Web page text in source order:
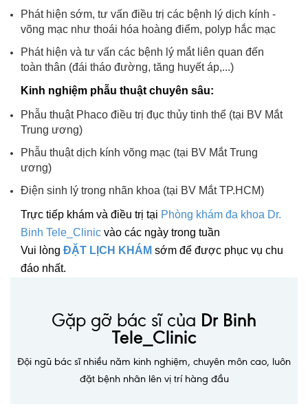
Tai Mũi Họng
Vật lý trị liệu hồi phục chức năng
Xét nghiệm
Xét nghiệm sàng lọc NIPT
Chẩn đoán hình ảnh
Nội soi tiêu hóa
Các gói khám sức khỏe
Gói khám tầm soát ung thư sớm
Bác sĩ online - Tư vấn từ xa
Bác sĩ gia đình chăm sóc y tế 24/7
Nhà thuốc GPP
Phát hiện sớm, tư vấn điều trị các bệnh lý dịch kính -
võng mạc như thoái hóa hoàng điểm, polyp hắc mạc
Phát hiện và tư vấn các bệnh lý mắt liên quan đến
toàn thân (đái tháo đường, tăng huyết áp,...)
Kinh nghiệm phẫu thuật chuyên sâu:
Phẫu thuật Phaco điều trị đục thủy tinh thể (tại BV Mắt
Trung ương)
Phẫu thuật dịch kính võng mạc (tại BV Mắt Trung
ương)
Điện sinh lý trong nhãn khoa (tại BV Mắt TP.HCM)
Trực tiếp khám và điều trị tại Phòng khám đa khoa Dr.
Binh Tele_Clinic vào các ngày trong tuần
Vui lòng ĐẶT LỊCH KHÁM sớm để được phục vụ chu
đáo nhất.
Gặp gỡ bác sĩ của Dr Binh
Tele_Clinic
Đội ngũ bác sĩ nhiều năm kinh nghiệm, chuyên môn cao, luôn
đặt bệnh nhân lên vị trí hàng đầu